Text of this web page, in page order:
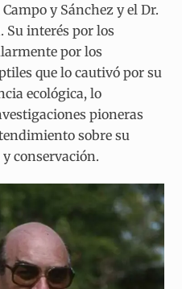
y Sánchez y el Dr.
Su interés por los
por los
que lo cautivó por su
ecológica, lo
pioneras
sobre su
conservación.